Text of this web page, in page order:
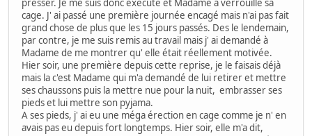
presser. Je me suis donc exécuté et Madame a verrouillé sa
cage. J' ai passé une première journée encagé mais n'ai pas fait
grand chose de plus que les 15 jours passés. Des le lendemain,
par contre, je me suis remis au travail mais j' ai demandé à
Madame de me montrer qu' elle était réellement motivée.
Hier soir, une première depuis cette reprise, je le faisais déjà
mais la c'est Madame qui m'a demandé de lui retirer et mettre
ses chaussons puis la mettre nue pour la nuit, embrasser ses
pieds et lui mettre son pyjama.
A ses pieds, j' ai eu une méga érection en cage comme je n' en
avais pas eu depuis fort longtemps. Hier soir, elle m'a dit,